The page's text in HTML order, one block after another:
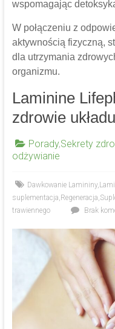
wspomagając
W połączeniu z
aktywnością fizyczną,
dla utrzymania
organizmu.
Laminine
zdrowie
Porady,Sekrety
odżywianie
Dawkowanie Lamininy,
suplementacja, Regeneracja,
trawiennego
Brak